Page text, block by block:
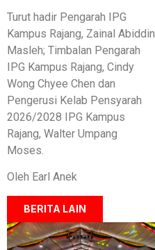
Turut hadir Pengarah IPG
Kampus Rajang, Zainal Abiddin
Masleh; Timbalan Pengarah
IPG Kampus Rajang, Cindy
Wong Chyee Chen dan
Pengerusi Kelab Pensyarah
2026/2028 IPG Kampus
Rajang, Walter Umpang
Moses.
Oleh Earl Anek
BERITA LAIN